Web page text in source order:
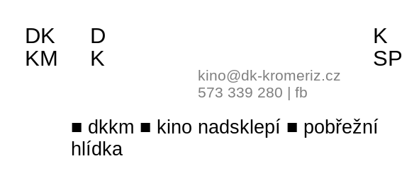
dkkm kino nadsklepí
pobřežní
hlídka
DK
KM
D
K
kino@dk-kromeriz.cz
573 339 280 | fb
K
SP